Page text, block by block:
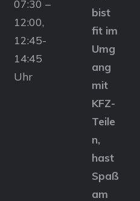
07:30 –
12:00,
12:45-
14:45
Uhr
bist
fit im
Umg
ang
mit
KFZ-
Teile
n,
hast
Spaß
am